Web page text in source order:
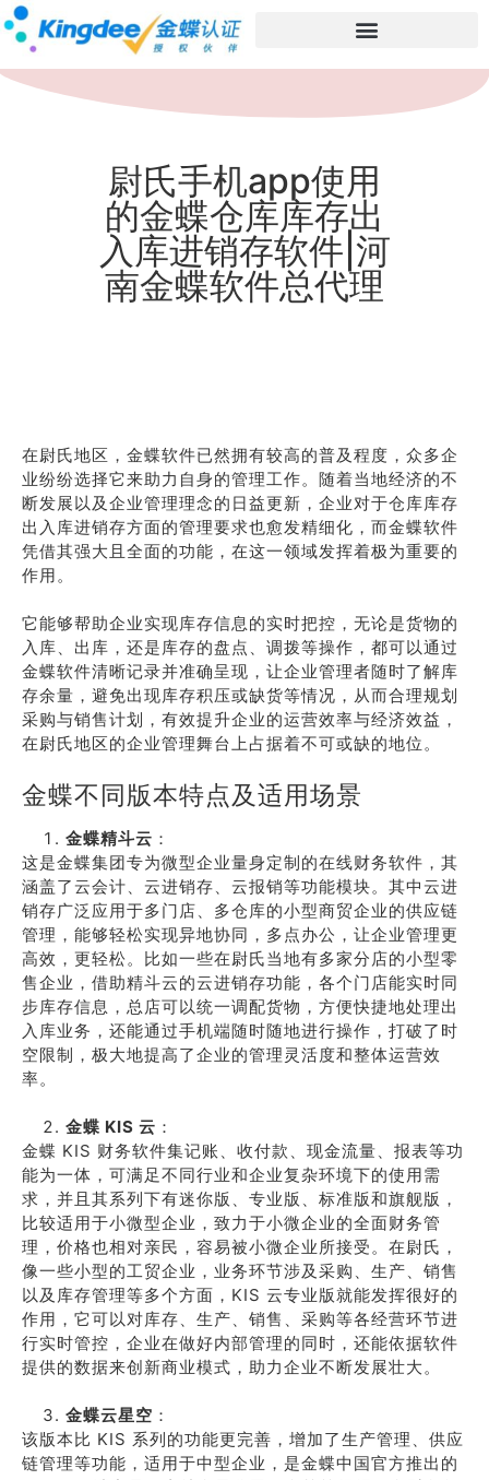
尉氏手机app使用
的金蝶仓库库存出
入库进销存软件|河
南金蝶软件总代理
在尉氏地区，金蝶软件已然拥有较高的普及程度，众多企
业纷纷选择它来助力自身的管理工作。随着当地经济的不
断发展以及企业管理理念的日益更新，企业对于仓库库存
出入库进销存方面的管理要求也愈发精细化，而金蝶软件
凭借其强大且全面的功能，在这一领域发挥着极为重要的
作用。
它能够帮助企业实现库存信息的实时把控，无论是货物的
入库、出库，还是库存的盘点、调拨等操作，都可以通过
金蝶软件清晰记录并准确呈现，让企业管理者随时了解库
存余量，避免出现库存积压或缺货等情况，从而合理规划
采购与销售计划，有效提升企业的运营效率与经济效益，
在尉氏地区的企业管理舞台上占据着不可或缺的地位。
金蝶不同版本特点及适用场景
金蝶精斗云 ：
这是金蝶集团专为微型企业量身定制的在线财务软件，其
涵盖了云会计、云进销存、云报销等功能模块。其中云进
销存广泛应用于多门店、多仓库的小型商贸企业的供应链
管理，能够轻松实现异地协同，多点办公，让企业管理更
高效，更轻松。比如一些在尉氏当地有多家分店的小型零
售企业，借助精斗云的云进销存功能，各个门店能实时同
步库存信息，总店可以统一调配货物，方便快捷地处理出
入库业务，还能通过手机端随时随地进行操作，打破了时
空限制，极大地提高了企业的管理灵活度和整体运营效
率。
金蝶 KIS 云 ：
金蝶 KIS 财务软件集记账、收付款、现金流量、报表等功
能为一体，可满足不同行业和企业复杂环境下的使用需
求，并且其系列下有迷你版、专业版、标准版和旗舰版，
比较适用于小微型企业，致力于小微企业的全面财务管
理，价格也相对亲民，容易被小微企业所接受。在尉氏，
像一些小型的工贸企业，业务环节涉及采购、生产、销售
以及库存管理等多个方面，KIS 云专业版就能发挥很好的
作用，它可以对库存、生产、销售、采购等各经营环节进
行实时管控，企业在做好内部管理的同时，还能依据软件
提供的数据来创新商业模式，助力企业不断发展壮大。
金蝶云星空 ：
该版本比 KIS 系列的功能更完善，增加了生产管理、供应
链管理等功能，适用于中型企业，是金蝶中国官方推出的